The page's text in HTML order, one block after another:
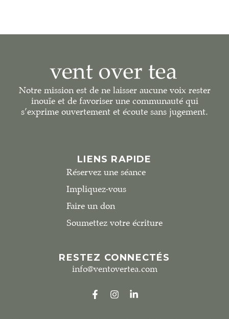
Notre mission est de ne laisser aucune voix rester
inouïe et de favoriser une communauté qui
s’exprime ouvertement et écoute sans jugement.
LIENS RAPIDE
Réservez une séance
Impliquez-vous
Faire un don
Soumettez votre écriture
RESTEZ CONNECTÉS
info@ventovertea.com